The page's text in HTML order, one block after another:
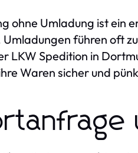
ohne Umladung ist ein
führen oft
LKW Spedition in
Waren sicher und